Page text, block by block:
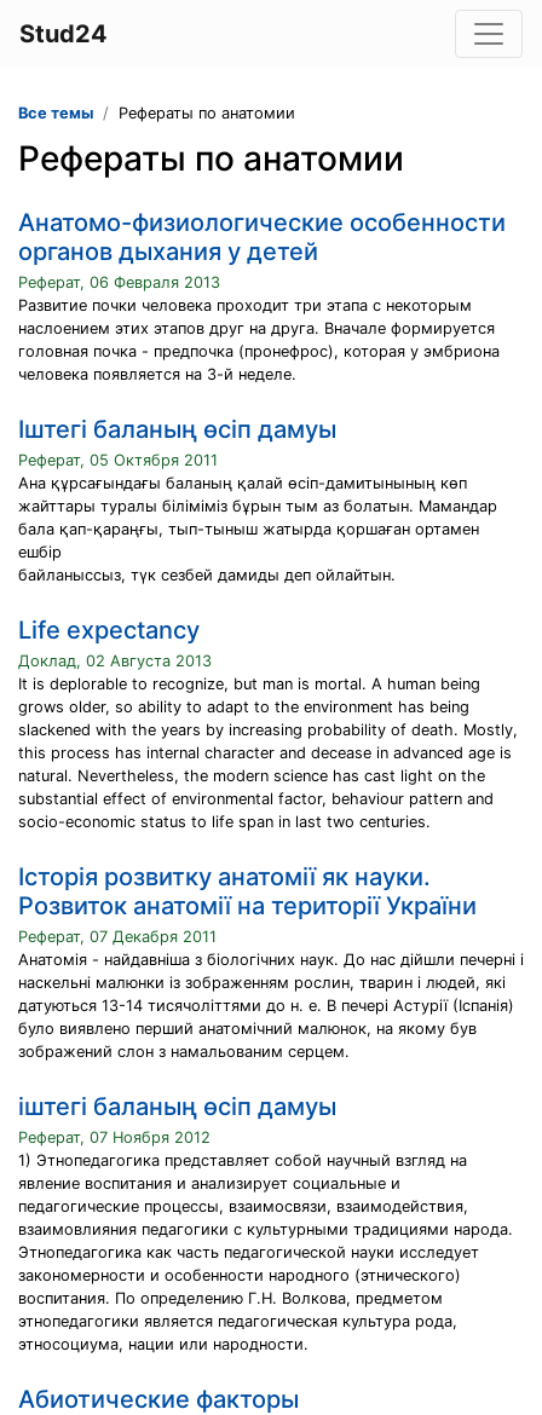
Stud24
Все темы Рефераты по анатомии
Рефераты по анатомии
Aнатомо-физиологические особенности
органов дыхания у детей
Реферат, 06 Февраля 2013
Развитие почки человека проходит три этапа с некоторым
наслоением этих этапов друг на друга. Вначале формируется
головная почка - предпочка (пронефрос), которая у эмбриона
человека появляется на 3-й неделе.
Iштегі баланың өсіп дамуы
Реферат, 05 Октября 2011
Ана құрсағындағы баланың қалай өсіп-дамитынының көп
жайттары туралы біліміміз бұрын тым аз болатын. Мамандар
бала қап-қараңғы, тып-тыныш жатырда қоршаған ортамен
ешбір
байланыссыз, түк сезбей дамиды деп ойлайтын.
Life expectancy
Доклад, 02 Августа 2013
It is deplorable to recognize, but man is mortal. A human being
grows older, so ability to adapt to the environment has being
slackened with the years by increasing probability of death. Mostly,
this process has internal character and decease in advanced age is
natural. Nevertheless, the modern science has cast light on the
substantial effect of environmental factor, behaviour pattern and
socio-economic status to life span in last two centuries.
Історія розвитку анатомії як науки.
Розвиток анатомії на території України
Реферат, 07 Декабря 2011
Анатомія - найдавніша з біологічних наук. До нас дійшли печерні і
наскельні малюнки із зображенням рослин, тварин і людей, які
датуються 13-14 тисячоліттями до н. е. В печері Астурії (Іспанія)
було виявлено перший анатомічний малюнок, на якому був
зображений слон з намальованим серцем.
іштегі баланың өсіп дамуы
Реферат, 07 Ноября 2012
1) Этнопедагогика представляет собой научный взгляд на
явление воспитания и анализирует социальные и
педагогические процессы, взаимосвязи, взаимодействия,
взаимовлияния педагогики с культурными традициями народа.
Этнопедагогика как часть педагогической науки исследует
закономерности и особенности народного (этнического)
воспитания. По определению Г.Н. Волкова, предметом
этнопедагогики является педагогическая культура рода,
этносоциума, нации или народности.
Абиотические факторы